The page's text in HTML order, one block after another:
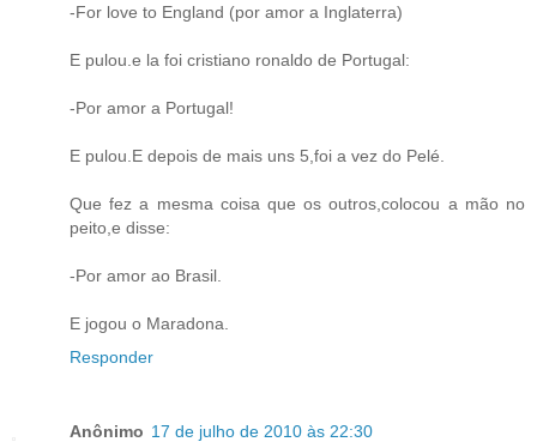
-For love to England (por amor a Inglaterra)
E pulou.e la foi cristiano ronaldo de Portugal:
-Por amor a Portugal!
E pulou.E depois de mais uns 5,foi a vez do Pelé.
Que fez a mesma coisa que os outros,colocou a mão no
peito,e disse:
-Por amor ao Brasil.
E jogou o Maradona.
Responder
Anônimo 17 de julho de 2010 às 22:30